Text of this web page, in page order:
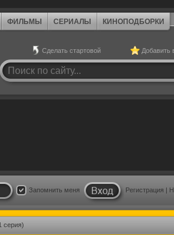
ФИЛЬМЫ СЕРИАЛЫ КИНОПОДБОРКИ
Сделать стартовой Добавить
Запомнить меня Регистрация |
серия)